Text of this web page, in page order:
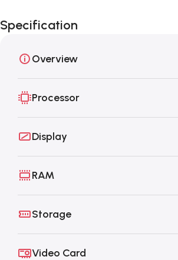
Specification
Overview
Processor
Display
RAM
Storage
Video Card